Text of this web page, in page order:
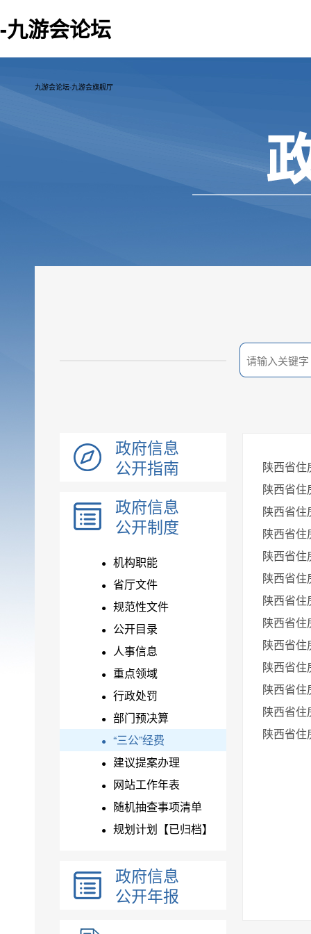
-九游会论坛
九游会论坛-九游会旗舰厅
政府信息
公开指南
政府信息
公开制度
● 机构职能
● 省厅文件
● 规范性文件
● 公开目录
● 人事信息
● 重点领域
● 行政处罚
● 部门预决算
● “三公”经费
● 建议提案办理
● 网站工作年表
● 随机抽查事项清单
● 规划计划【已归档】
政府信息
公开年报
陕西省住
陕西省住
陕西省住
陕西省住
陕西省住
陕西省住
陕西省住
陕西省住
陕西省住
陕西省住
陕西省住
陕西省住
陕西省住